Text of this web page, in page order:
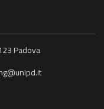
Padova